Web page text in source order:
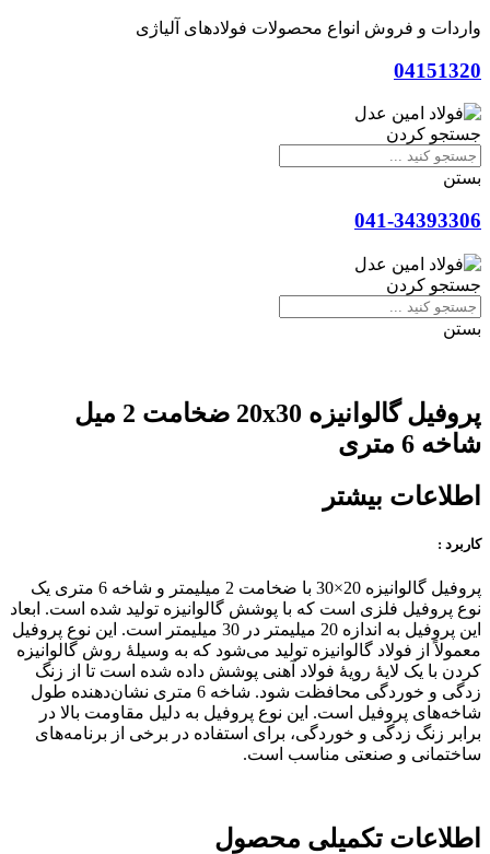
واردات و فروش انواع محصولات فولادهای آلیاژی
04151320
جستجو کردن
بستن
041-34393306
جستجو کردن
بستن
پروفیل گالوانیزه 20x30 ضخامت 2 میل
شاخه 6 متری
اطلاعات بیشتر
کاربرد :
پروفیل گالوانیزه 20×30 با ضخامت 2 میلیمتر و شاخه 6 متری یک
نوع پروفیل فلزی است که با پوشش گالوانیزه تولید شده است. ابعاد
این پروفیل به اندازه 20 میلیمتر در 30 میلیمتر است. این نوع پروفیل
معمولاً از فولاد گالوانیزه تولید می‌شود که به وسیلهٔ روش گالوانیزه
کردن با یک لایهٔ رویهٔ فولاد آهنی پوشش داده شده است تا از زنگ
زدگی و خوردگی محافظت شود. شاخه 6 متری نشان‌دهنده طول
شاخه‌های پروفیل است. این نوع پروفیل به دلیل مقاومت بالا در
برابر زنگ زدگی و خوردگی، برای استفاده در برخی از برنامه‌های
ساختمانی و صنعتی مناسب است.
اطلاعات تکمیلی محصول